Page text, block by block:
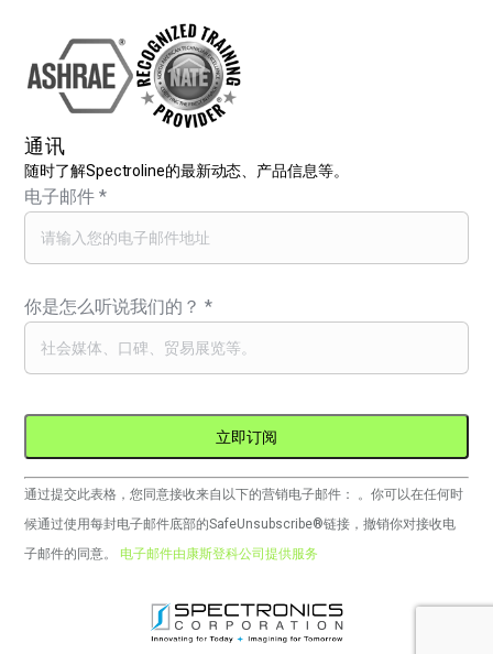
通讯
随时了解Spectroline的最新动态、产品信息等。
电子邮件*
你是怎么听说我们的？*
Constant
Contact
的
通过提交此表格，您同意接收来自以下的营销电子邮件： 。你可以在任何时
候通过使用每封电子邮件底部的SafeUnsubscribe®链接，撤销你对接收电
子邮件的同意。 电子邮件由康斯登科公司提供服务